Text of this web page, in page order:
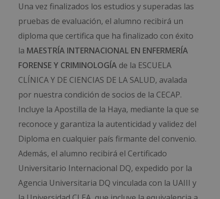
Una vez finalizados los estudios y superadas las
pruebas de evaluación, el alumno recibirá un
diploma que certifica que ha finalizado con éxito
la MAESTRÍA INTERNACIONAL EN ENFERMERÍA
FORENSE Y CRIMINOLOGÍA de la ESCUELA
CLÍNICA Y DE CIENCIAS DE LA SALUD, avalada
por nuestra condición de socios de la CECAP.
Incluye la Apostilla de la Haya, mediante la que se
reconoce y garantiza la autenticidad y validez del
Diploma en cualquier país firmante del convenio.
Además, el alumno recibirá el Certificado
Universitario Internacional DQ, expedido por la
Agencia Universitaria DQ vinculada con la UAIII y